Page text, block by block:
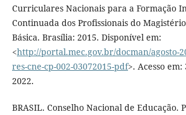
Curriculares Nacionais para a Formação
Continuada dos Profissionais do
Básica. Brasília: 2015. Disponível em:
<http://portal.mec.gov.br/docman/agosto-
res-cne-cp-002-03072015-pdf>. Acesso
2022.
BRASIL. Conselho Nacional de Educação.